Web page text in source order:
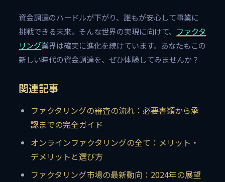
資金調達のハードルが下がり、誰もが安心して事業に
挑戦できる未来。そんな世界の実現に向けて、 ファクタ
リング業界は確実に進化を続けています。あなたもこの
新しい時代の資金調達を、ぜひ体験してみませんか？
関連記事
ファクタリングの審査の流れ：必要書類から承
認までの完全ガイド
オンラインファクタリングの全て：メリット・
デメリットと選び方
ファクタリング市場の最新動向：2024年の展望